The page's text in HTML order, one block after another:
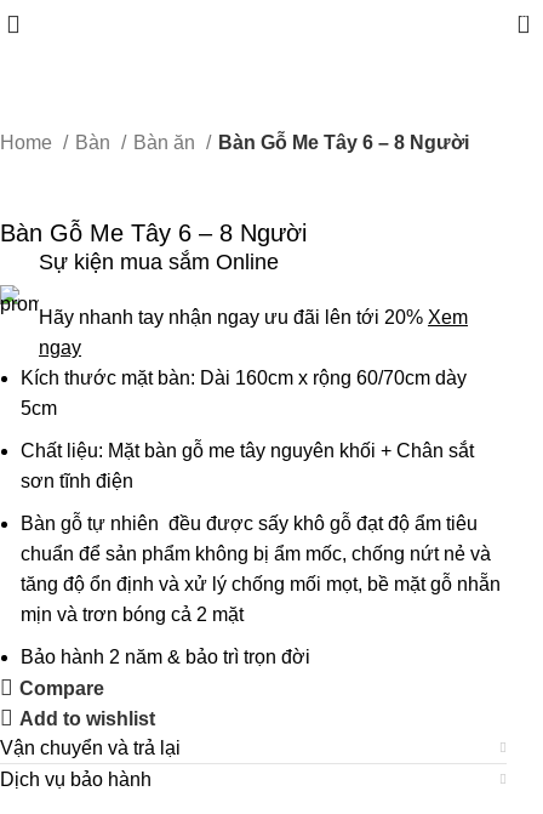
0
Home Bàn Bàn ăn Bàn Gỗ Me Tây 6 – 8 Người
Bàn Gỗ Me Tây 6 – 8 Người
Sự kiện mua sắm Online
Hãy nhanh tay nhận ngay ưu đãi lên tới 20% Xem
ngay
Kích thước mặt bàn: Dài 160cm x rộng 60/70cm dày
5cm
Chất liệu: Mặt bàn gỗ me tây nguyên khối + Chân sắt
sơn tĩnh điện
Bàn gỗ tự nhiên đều được sấy khô gỗ đạt độ ẩm tiêu
chuẩn để sản phẩm không bị ẩm mốc, chống nứt nẻ và
tăng độ ổn định và xử lý chống mối mọt, bề mặt gỗ nhẵn
mịn và trơn bóng cả 2 mặt
Bảo hành 2 năm & bảo trì trọn đời
Compare
Add to wishlist
Vận chuyển và trả lại
Dịch vụ bảo hành